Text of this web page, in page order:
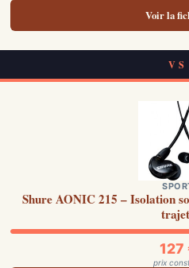
Voir la
VS
Shure AONIC 215 – Isolation
127
prix